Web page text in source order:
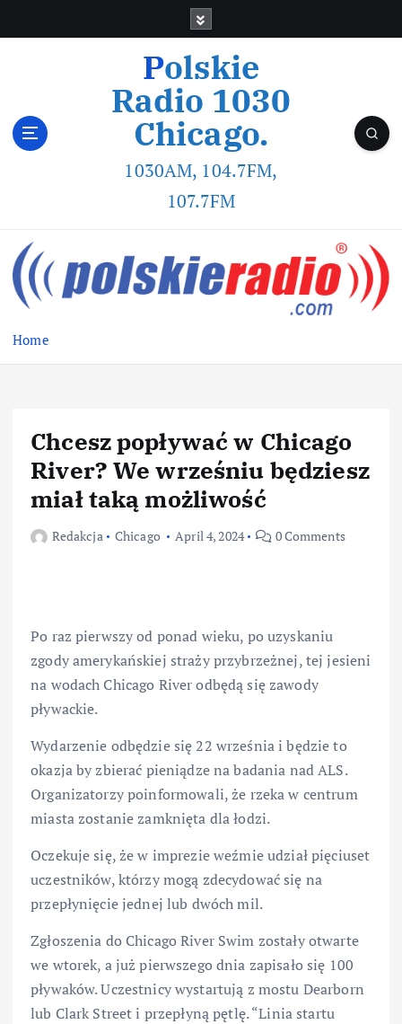
Polskie
Radio 1030
Chicago.
1030AM, 104.7FM,
107.7FM
Home
Chcesz popływać w Chicago
River? We wrześniu będziesz
miał taką możliwość
Redakcja Chicago April 4, 2024 0 Comments
Po raz pierwszy od ponad wieku, po uzyskaniu
zgody amerykańskiej straży przybrzeżnej, tej jesieni
na wodach Chicago River odbędą się zawody
pływackie.
Wydarzenie odbędzie się 22 września i będzie to
okazja by zbierać pieniądze na badania nad ALS.
Organizatorzy poinformowali, że rzeka w centrum
miasta zostanie zamknięta dla łodzi.
Oczekuje się, że w imprezie weźmie udział pięciuset
uczestników, którzy mogą zdecydować się na
przepłynięcie jednej lub dwóch mil.
Zgłoszenia do Chicago River Swim zostały otwarte
we wtorek, a już pierwszego dnia zapisało się 100
pływaków. Uczestnicy wystartują z mostu Dearborn
lub Clark Street i przepłyną pętlę. “Linia startu